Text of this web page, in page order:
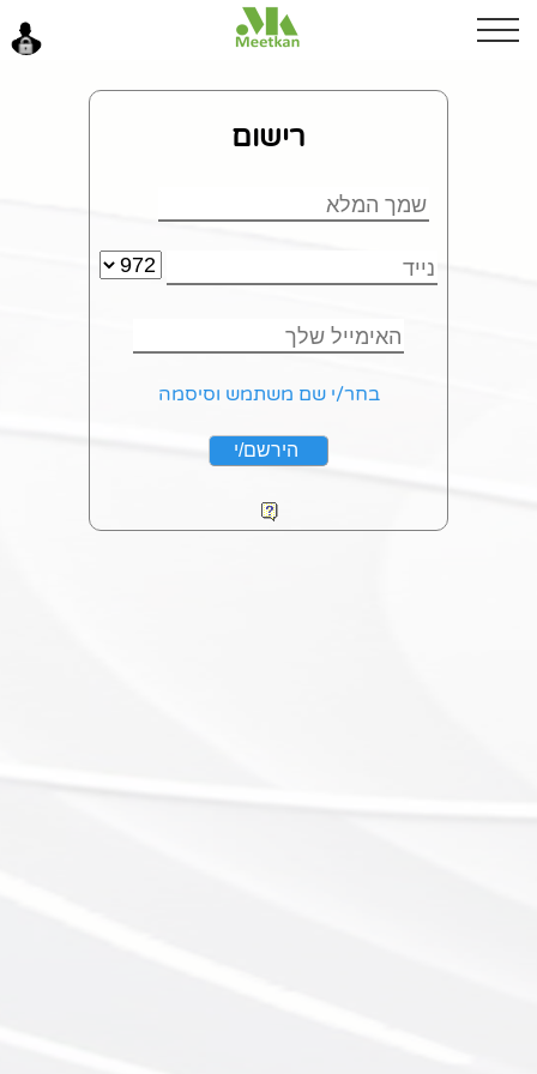
רישום
בחר/י שם משתמש וסיסמה
ערב טוב